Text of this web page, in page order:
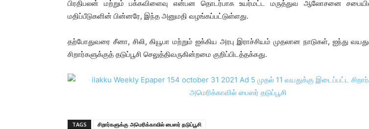
பிரதிபலன் மற்றும் பக்கவிளைவு என்பன தொடர்பாக உயர்மட்ட மருத்துவ ஆலோசனை
மதிப்பீடுகளின் பின்னரே, இந்த அனுமதி வழங்கப்பட்டுள்ளது.
தற்போதுவரை சீனா, சிலி, கியூபா மற்றும் ஐக்கிய அரபு இராச்சியம் முதலான நாடுகள், ஐந்து
சிறார்களுக்குத் தடுப்பூசி செலுத்திவருகின்றமை குறிப்பிடத்தக்கது.
TAGS சிறார்களுக்கு அமெரிக்காவில் பைஸர் தடுப்பூசி